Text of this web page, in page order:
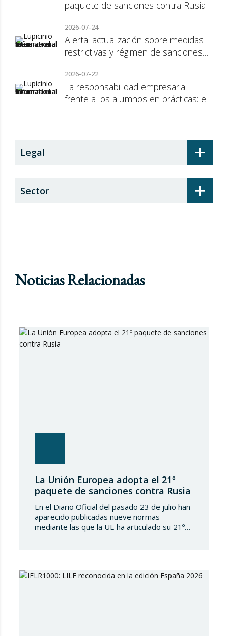
paquete de sanciones contra Rusia
2026-07-24
Alerta: actualización sobre medidas
restrictivas y régimen de sanciones
2026-07-22
La responsabilidad empresarial
frente a los alumnos en prácticas: el
+
Legal
+
Sector
Noticias Relacionadas
La Unión Europea adopta el 21º
paquete de sanciones contra Rusia
En el Diario Oficial del pasado 23 de julio han
aparecido publicadas nueve normas
mediante las que la UE ha articulado su 21º
contra dicho país. En…